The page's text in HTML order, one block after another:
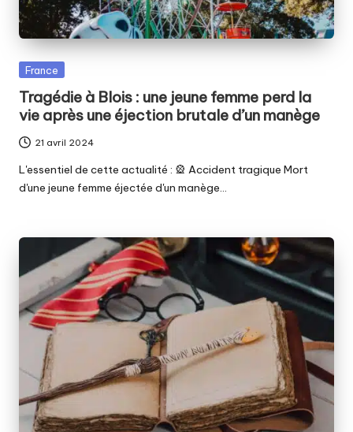
Posted
France
Tragédie à Blois : une jeune femme perd la
vie après une éjection brutale d’un manège
21 avril 2024
L'essentiel de cette actualité : 🎡 Accident tragique Mort
d'une jeune femme éjectée d'un manège…